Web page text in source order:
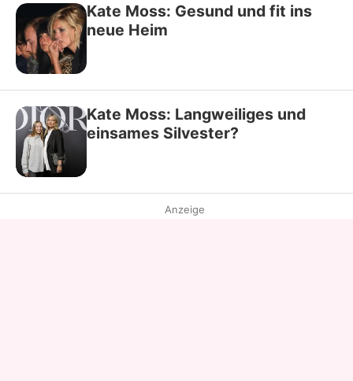
Kate Moss: Gesund und fit ins
neue Heim
Kate Moss: Langweiliges und
einsames Silvester?
Anzeige